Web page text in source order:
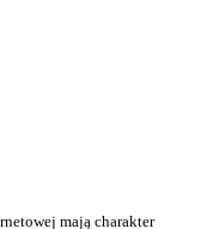
mają charakter